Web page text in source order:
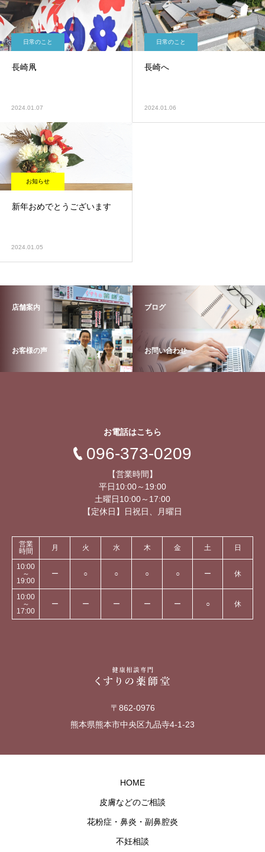
日常のこと
長崎凧
2024.01.07
日常のこと
長崎へ
2024.01.06
お知らせ
新年おめでとうございます
2024.01.05
店舗案内 ブログ
お客様の声 お問い合わせ
お電話はこちら
096-373-0209
【営業時間】
平日10:00～19:00
土曜日10:00～17:00
【定休日】日祝日、月曜日
営業
時間
月 火 水 木 金 土 日
10:00
～
19:00
ー ○ ○ ○ ○ ー 休
10:00
～
17:00
ー ー ー ー ー ○ 休
〒862-0976
熊本県熊本市中央区九品寺4-1-23
HOME
皮膚などのご相談
花粉症・鼻炎・副鼻腔炎
不妊相談